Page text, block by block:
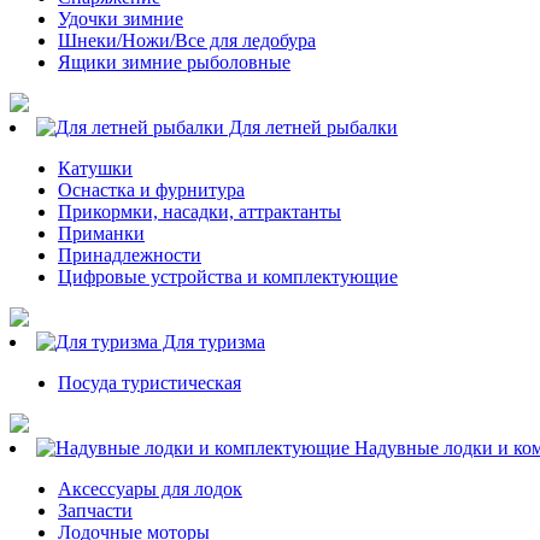
Удочки зимние
Шнеки/Ножи/Все для ледобура
Ящики зимние рыболовные
Для летней рыбалки
Катушки
Оснастка и фурнитура
Прикормки, насадки, аттрактанты
Приманки
Принадлежности
Цифровые устройства и комплектующие
Для туризма
Посуда туристическая
Надувные лодки и
Аксессуары для лодок
Запчасти
Лодочные моторы